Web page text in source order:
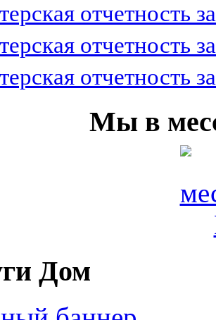
отчетность
отчетность
отчетность
Мы в
Дом